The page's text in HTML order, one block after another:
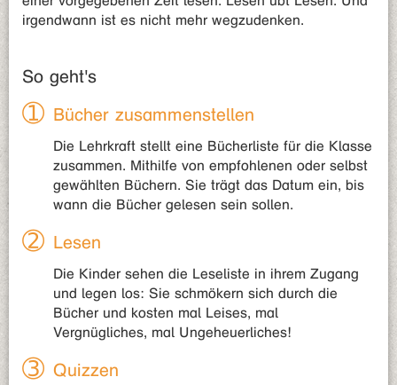
irgendwann ist es nicht mehr wegzudenken.
So geht's
Bücher zusammenstellen
Die Lehrkraft stellt eine Bücherliste für die Klasse
zusammen. Mithilfe von empfohlenen oder selbst
gewählten Büchern. Sie trägt das Datum ein, bis
wann die Bücher gelesen sein sollen.
Lesen
Die Kinder sehen die Leseliste in ihrem Zugang
und legen los: Sie schmökern sich durch die
Bücher und kosten mal Leises, mal
Vergnügliches, mal Ungeheuerliches!
Quizzen